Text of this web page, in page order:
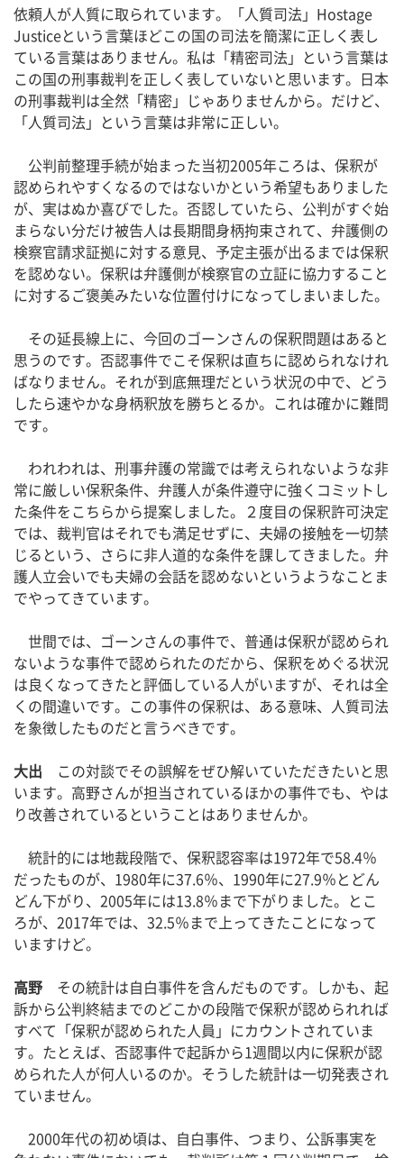
依頼人が人質に取られています。「人質司法」Hostage
Justiceという言葉ほどこの国の司法を簡潔に正しく表し
ている言葉はありません。私は「精密司法」という言葉は
この国の刑事裁判を正しく表していないと思います。日本
の刑事裁判は全然「精密」じゃありませんから。だけど、
「人質司法」という言葉は非常に正しい。
公判前整理手続が始まった当初2005年ころは、保釈が
認められやすくなるのではないかという希望もありました
が、実はぬか喜びでした。否認していたら、公判がすぐ始
まらない分だけ被告人は長期間身柄拘束されて、弁護側の
検察官請求証拠に対する意見、予定主張が出るまでは保釈
を認めない。保釈は弁護側が検察官の立証に協力すること
に対するご褒美みたいな位置付けになってしまいました。
その延長線上に、今回のゴーンさんの保釈問題はあると
思うのです。否認事件でこそ保釈は直ちに認められなけれ
ばなりません。それが到底無理だという状況の中で、どう
したら速やかな身柄釈放を勝ちとるか。これは確かに難問
です。
われわれは、刑事弁護の常識では考えられないような非
常に厳しい保釈条件、弁護人が条件遵守に強くコミットし
た条件をこちらから提案しました。２度目の保釈許可決定
では、裁判官はそれでも満足せずに、夫婦の接触を一切禁
じるという、さらに非人道的な条件を課してきました。弁
護人立会いでも夫婦の会話を認めないというようなことま
でやってきています。
世間では、ゴーンさんの事件で、普通は保釈が認められ
ないような事件で認められたのだから、保釈をめぐる状況
は良くなってきたと評価している人がいますが、それは全
くの間違いです。この事件の保釈は、ある意味、人質司法
を象徴したものだと言うべきです。
大出 この対談でその誤解をぜひ解いていただきたいと思
います。高野さんが担当されているほかの事件でも、やは
り改善されているということはありませんか。
統計的には地裁段階で、保釈認容率は1972年で58.4％
だったものが、1980年に37.6％、1990年に27.9％とどん
どん下がり、2005年には13.8％まで下がりました。とこ
ろが、2017年では、32.5％まで上ってきたことになって
いますけど。
高野 その統計は自白事件を含んだものです。しかも、起
訴から公判終結までのどこかの段階で保釈が認められれば
すべて「保釈が認められた人員」にカウントされていま
す。たとえば、否認事件で起訴から1週間以内に保釈が認
められた人が何人いるのか。そうした統計は一切発表され
ていません。
2000年代の初め頃は、自白事件、つまり、公訴事実を